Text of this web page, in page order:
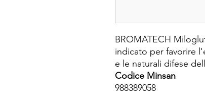
BROMATECH
indicato per favorire
e le naturali difese
Codice Minsan
988389058